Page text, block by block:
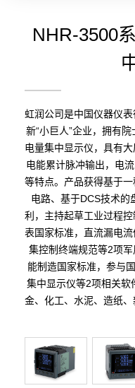
NHR-3500
虹润公司是中国仪器仪
新“小巨人”企业，拥有
电量集中显示仪，具有
电能累计脉冲输出，电
等特点。产品获得基于
电路、基于DCS技术的
利，主持起草工业过程
表国家标准，直流漏电
集控制终端规范等2项
能制造国家标准，参与
集中显示仪等2项相关软
金、化工、水泥、造纸、